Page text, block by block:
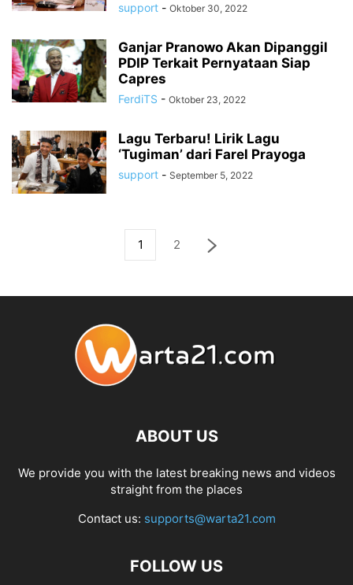
support - Oktober 30, 2022
Ganjar Pranowo Akan Dipanggil
PDIP Terkait Pernyataan Siap
Capres
FerdiTS - Oktober 23, 2022
Lagu Terbaru! Lirik Lagu
‘Tugiman’ dari Farel Prayoga
support - September 5, 2022
1 2
ABOUT US
We provide you with the latest breaking news and videos
straight from the places
Contact us: supports@warta21.com
FOLLOW US